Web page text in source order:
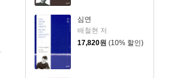
심연
배철현 저
17,820원 (10% 할인)